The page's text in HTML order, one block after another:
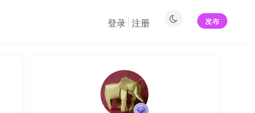
发布
登录 注册